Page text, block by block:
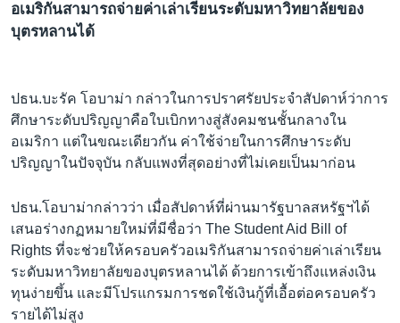
เลือกภาษา
อเมริกันสามารถจ่ายค่าเล่าเรียนระดับมหาวิทยาลัยของ
บุตรหลานได้
ปธน.บะรัค โอบาม่า กล่าวในการปราศรัยประจำสัปดาห์ว่าการ
ศึกษาระดับปริญญาคือใบเบิกทางสู่สังคมชนชั้นกลางใน
อเมริกา แต่ในขณะเดียวกัน ค่าใช้จ่ายในการศึกษาระดับ
ปริญญาในปัจจุบัน กลับแพงที่สุดอย่างที่ไม่เคยเป็นมาก่อน
ปธน.โอบาม่ากล่าวว่า เมื่อสัปดาห์ที่ผ่านมารัฐบาลสหรัฐฯได้
เสนอร่างกฏหมายใหม่ที่มีชื่อว่า The Student Aid Bill of
Rights ที่จะช่วยให้ครอบครัวอเมริกันสามารถจ่ายค่าเล่าเรียน
ระดับมหาวิทยาลัยของบุตรหลานได้ ด้วยการเข้าถึงแหล่งเงิน
ทุนง่ายขึ้น และมีโปรแกรมการชดใช้เงินกู้ที่เอื้อต่อครอบครัว
รายได้ไม่สูง